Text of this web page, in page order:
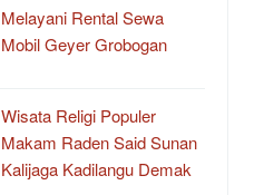
Melayani Rental Sewa
Mobil Geyer Grobogan
Wisata Religi Populer
Makam Raden Said Sunan
Kalijaga Kadilangu Demak